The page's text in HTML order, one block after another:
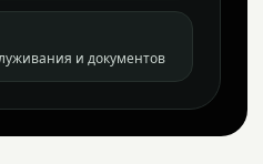
и документов